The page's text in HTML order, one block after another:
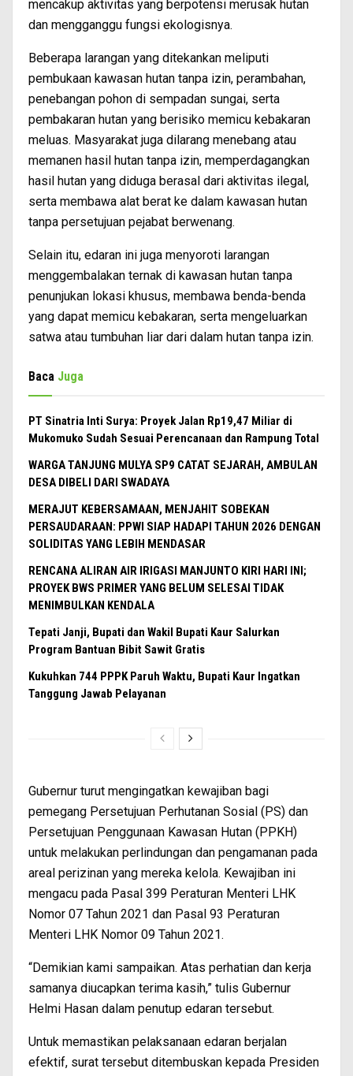
mencakup aktivitas yang berpotensi merusak hutan
dan mengganggu fungsi ekologisnya.
Beberapa larangan yang ditekankan meliputi
pembukaan kawasan hutan tanpa izin, perambahan,
penebangan pohon di sempadan sungai, serta
pembakaran hutan yang berisiko memicu kebakaran
meluas. Masyarakat juga dilarang menebang atau
memanen hasil hutan tanpa izin, memperdagangkan
hasil hutan yang diduga berasal dari aktivitas ilegal,
serta membawa alat berat ke dalam kawasan hutan
tanpa persetujuan pejabat berwenang.
Selain itu, edaran ini juga menyoroti larangan
menggembalakan ternak di kawasan hutan tanpa
penunjukan lokasi khusus, membawa benda-benda
yang dapat memicu kebakaran, serta mengeluarkan
satwa atau tumbuhan liar dari dalam hutan tanpa izin.
Baca Juga
PT Sinatria Inti Surya: Proyek Jalan Rp19,47 Miliar di
Mukomuko Sudah Sesuai Perencanaan dan Rampung Total
WARGA TANJUNG MULYA SP9 CATAT SEJARAH, AMBULAN
DESA DIBELI DARI SWADAYA
MERAJUT KEBERSAMAAN, MENJAHIT SOBEKAN
PERSAUDARAAN: PPWI SIAP HADAPI TAHUN 2026 DENGAN
SOLIDITAS YANG LEBIH MENDASAR
RENCANA ALIRAN AIR IRIGASI MANJUNTO KIRI HARI INI;
PROYEK BWS PRIMER YANG BELUM SELESAI TIDAK
MENIMBULKAN KENDALA
Tepati Janji, Bupati dan Wakil Bupati Kaur Salurkan
Program Bantuan Bibit Sawit Gratis
Kukuhkan 744 PPPK Paruh Waktu, Bupati Kaur Ingatkan
Tanggung Jawab Pelayanan
Gubernur turut mengingatkan kewajiban bagi
pemegang Persetujuan Perhutanan Sosial (PS) dan
Persetujuan Penggunaan Kawasan Hutan (PPKH)
untuk melakukan perlindungan dan pengamanan pada
areal perizinan yang mereka kelola. Kewajiban ini
mengacu pada Pasal 399 Peraturan Menteri LHK
Nomor 07 Tahun 2021 dan Pasal 93 Peraturan
Menteri LHK Nomor 09 Tahun 2021.
“Demikian kami sampaikan. Atas perhatian dan kerja
samanya diucapkan terima kasih,” tulis Gubernur
Helmi Hasan dalam penutup edaran tersebut.
Untuk memastikan pelaksanaan edaran berjalan
efektif, surat tersebut ditembuskan kepada Presiden